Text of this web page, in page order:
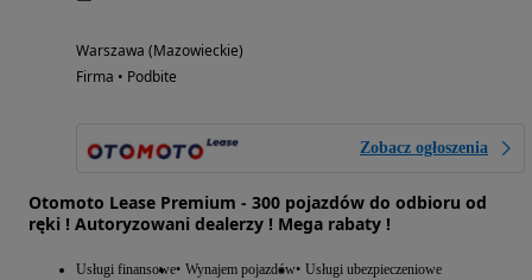
Warszawa (Mazowieckie)
Firma • Podbite
Zobacz ogłoszenia
Otomoto Lease Premium - 300 pojazdów do odbioru od
ręki ! Autoryzowani dealerzy ! Mega rabaty !
Usługi finansowe Wynajem pojazdów Usługi ubezpieczeniowe